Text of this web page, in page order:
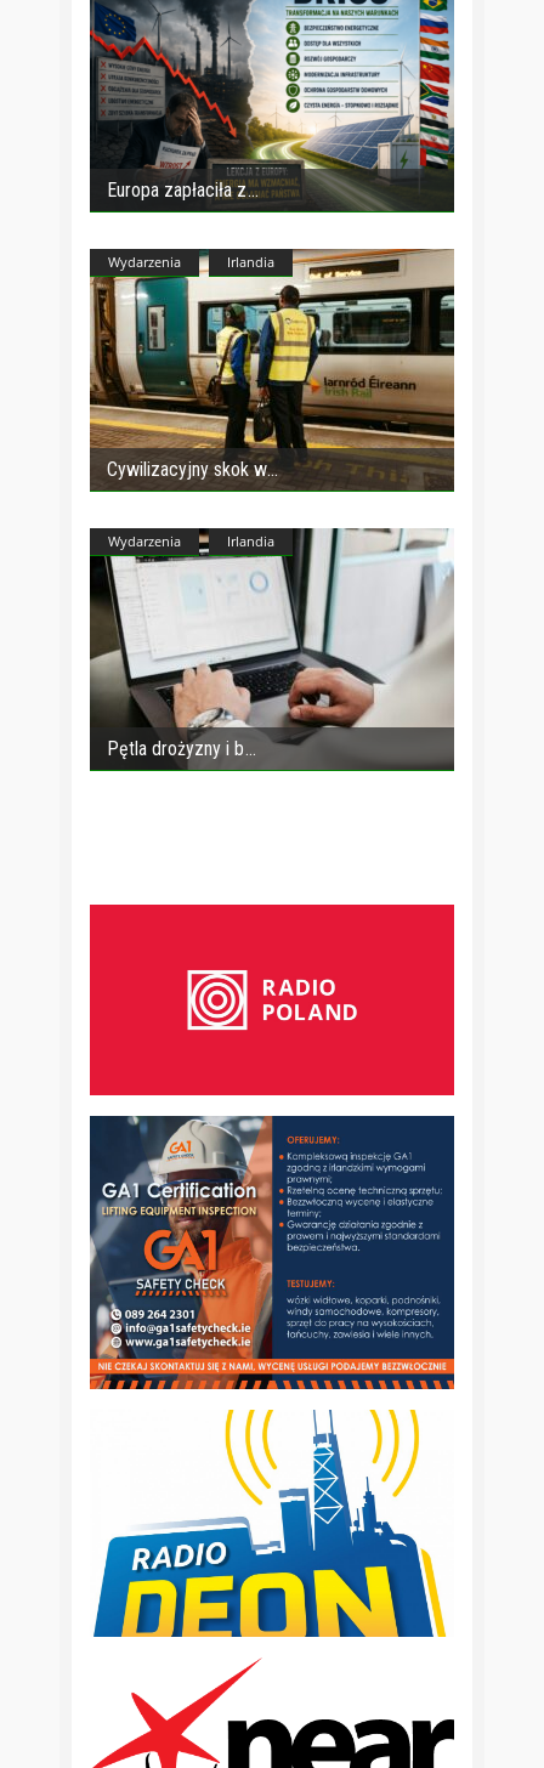
Europa zapłaciła z
Wydarzenia Irlandia
Cywilizacyjny skok w
Wydarzenia Irlandia
Pętla drożyzny i b